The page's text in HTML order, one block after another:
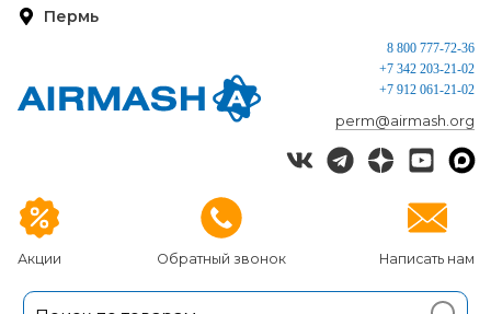
Пермь
Акции Обратный звонок Написать нам
8 800 777-72-36
+7 342 203-21-02
+7 912 061-21-02
perm@airmash.org